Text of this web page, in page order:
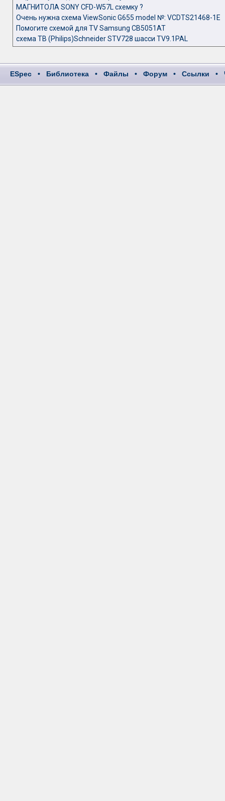
МАГНИТОЛА SONY CFD-W57L схемку ?
Очень нужна схема ViewSonic G655 model №: VCDTS21468-1E
Помогите схемой для TV Samsung CB5051AT
схема ТВ (Philips)Schneider STV728 шасси TV9.1PAL
ESpec • Библиотека • Файлы • Форум • Ссылки •